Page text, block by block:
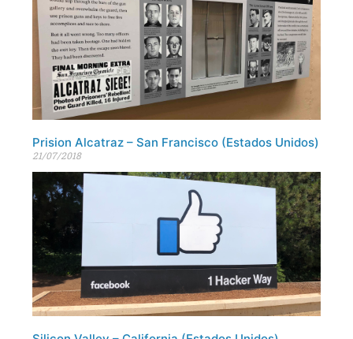
Prision Alcatraz – San Francisco (Estados Unidos)
21/07/2018